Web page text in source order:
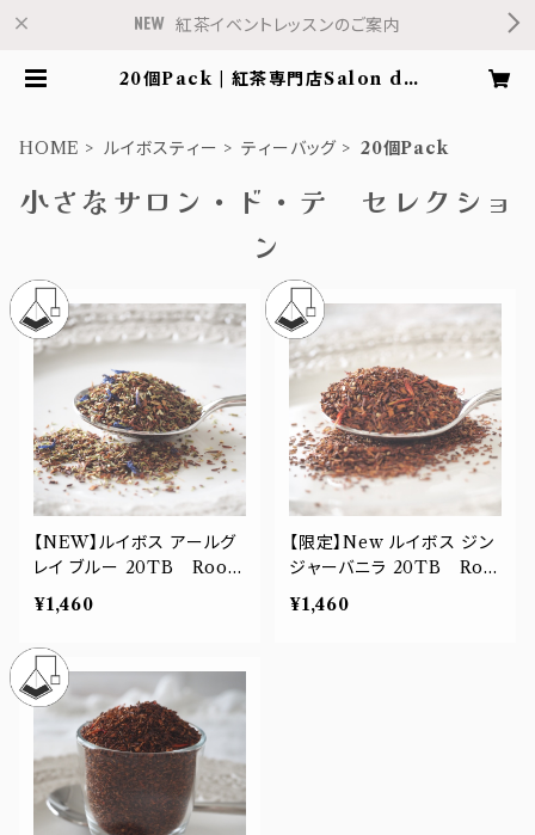
紅茶イベントレッスンのご案内
20個Pack | 紅茶専門店Salon de
HOME ルイボスティー ティーバッグ 20個Pack
小さなサロン・ド・テ セレクショ
ン
【NEW】ルイボス アールグ
レイ ブルー 20TB Rooib
os Earl Grey Blue
¥1,460
【限定】New ルイボス ジン
ジャーバニラ 20TB Rooi
bos Ginger Vanilla
¥1,460